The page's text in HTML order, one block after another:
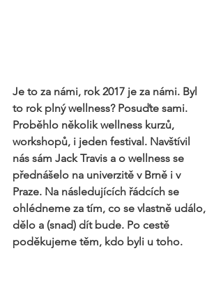
Je to za námi, rok 2017 je za námi. Byl
to rok plný wellness? Posuďte sami.
Proběhlo několik wellness kurzů,
workshopů, i jeden festival. Navštívil
nás sám Jack Travis a o wellness se
přednášelo na univerzitě v Brně i v
Praze. Na následujících řádcích se
ohlédneme za tím, co se vlastně událo,
dělo a (snad) dít bude. Po cestě
poděkujeme těm, kdo byli u toho.